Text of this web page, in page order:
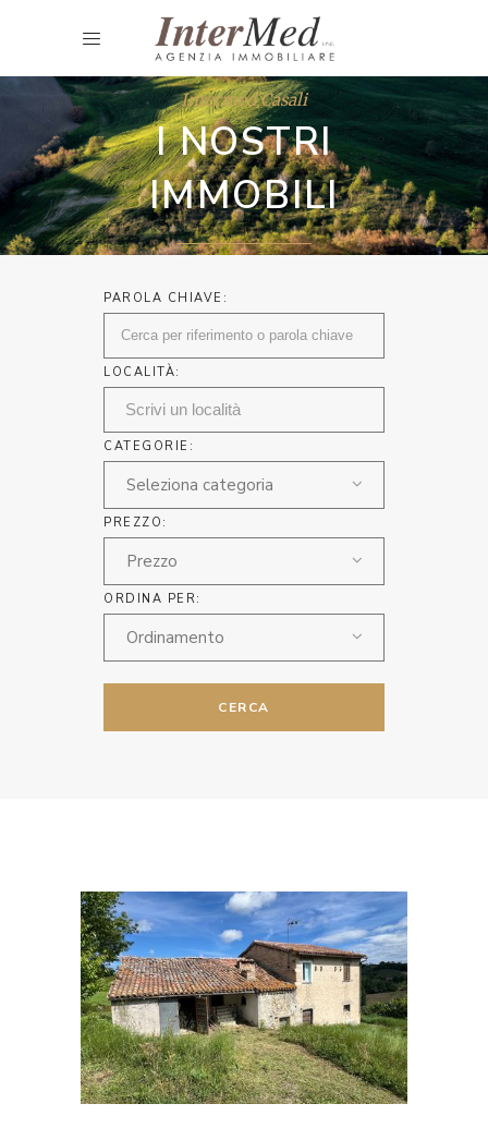
Intermed Casali
I NOSTRI
IMMOBILI
PAROLA CHIAVE:
LOCALITÀ:
CATEGORIE:
Seleziona categoria
PREZZO:
Prezzo
ORDINA PER:
Ordinamento
CERCA